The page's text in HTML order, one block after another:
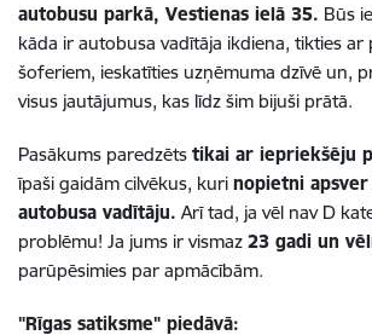
autobusu parkā, Vestienas ielā 35. Būs
kāda ir autobusa vadītāja ikdiena, tikties ar
šoferiem, ieskatīties uzņēmuma dzīvē un,
visus jautājumus, kas līdz šim bijuši prātā.
Pasākums paredzēts tikai ar iepriekšēju
īpaši gaidām cilvēkus, kuri nopietni
autobusa vadītāju. Arī tad, ja vēl nav D
problēmu! Ja jums ir vismaz 23 gadi un
parūpēsimies par apmācībām.
"Rīgas satiksme" piedāvā: